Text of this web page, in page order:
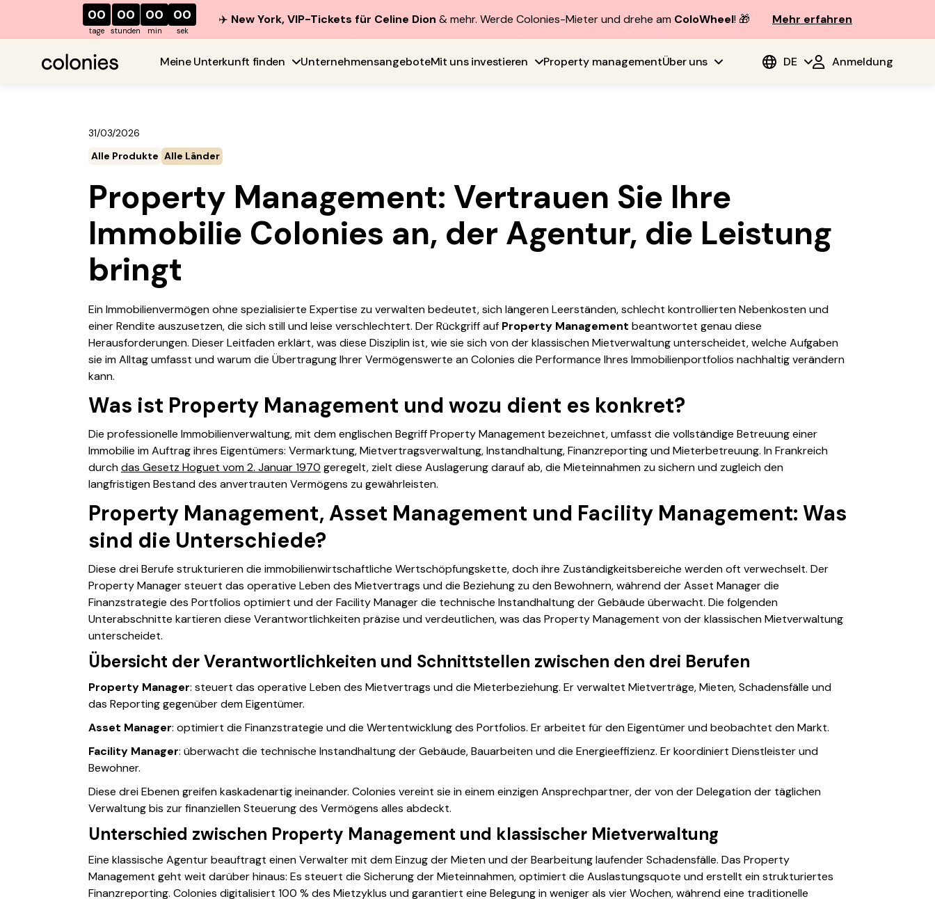
00
tage
00
stunden
00
min
00
sek
✈️ New York, VIP-Tickets für Celine Dion & mehr. Werde Colonies-Mieter und drehe am ColoWheel! 🎁 Mehr erfahren
Meine Unterkunft finden UnternehmensangeboteMit uns investieren Property managementÜber uns DE Anmeldung
31/03/2026
Alle Produkte Alle Länder
Property Management: Vertrauen Sie Ihre
Immobilie Colonies an, der Agentur, die Leistung
bringt
Ein Immobilienvermögen ohne spezialisierte Expertise zu verwalten bedeutet, sich längeren Leerständen, schlecht kontrollierten Nebenkosten und
einer Rendite auszusetzen, die sich still und leise verschlechtert. Der Rückgriff auf Property Management beantwortet genau diese
Herausforderungen. Dieser Leitfaden erklärt, was diese Disziplin ist, wie sie sich von der klassischen Mietverwaltung unterscheidet, welche Aufgaben
sie im Alltag umfasst und warum die Übertragung Ihrer Vermögenswerte an Colonies die Performance Ihres Immobilienportfolios nachhaltig verändern
kann.
Was ist Property Management und wozu dient es konkret?
Die professionelle Immobilienverwaltung, mit dem englischen BegriffProperty Management bezeichnet, umfasst die vollständige Betreuung einer
Immobilie im Auftrag ihres Eigentümers: Vermarktung, Mietvertragsverwaltung, Instandhaltung, Finanzreporting und Mieterbetreuung. In Frankreich
durchdas Gesetz Hoguet vom 2. Januar 1970 geregelt, zielt diese Auslagerung darauf ab, die Mieteinnahmen zu sichern und zugleich den
langfristigen Bestand des anvertrauten Vermögens zu gewährleisten.
Property Management, Asset Management und Facility Management: Was
sind die Unterschiede?
Diese drei Berufe strukturieren die immobilienwirtschaftliche Wertschöpfungskette, doch ihre Zuständigkeitsbereiche werden oft verwechselt. Der
Property Managersteuert das operative Leben des Mietvertrags und die Beziehung zu den Bewohnern, während derAsset Managerdie
Finanzstrategie des Portfolios optimiert und derFacility Managerdie technische Instandhaltung der Gebäude überwacht. Die folgenden
Unterabschnitte kartieren diese Verantwortlichkeiten präzise und verdeutlichen, was das Property Management von der klassischen Mietverwaltung
unterscheidet.
Übersicht der Verantwortlichkeiten und Schnittstellen zwischen den drei Berufen
Property Manager: steuert das operative Leben des Mietvertrags und die Mieterbeziehung. Er verwaltet Mietverträge, Mieten, Schadensfälle und
das Reporting gegenüber dem Eigentümer.
Asset Manager: optimiert die Finanzstrategie und die Wertentwicklung des Portfolios. Er arbeitet für den Eigentümer und beobachtet den Markt.
Facility Manager: überwacht die technische Instandhaltung der Gebäude, Bauarbeiten und die Energieeffizienz. Er koordiniert Dienstleister und
Bewohner.
Diese drei Ebenen greifen kaskadenartig ineinander. Colonies vereint sie in einem einzigen Ansprechpartner, der von der Delegation der täglichen
Verwaltung bis zur finanziellen Steuerung des Vermögens alles abdeckt.
Unterschied zwischen Property Management und klassischer Mietverwaltung
Eine klassische Agentur beauftragt einen Verwalter mit dem Einzug der Mieten und der Bearbeitung laufender Schadensfälle. Das Property
Management geht weit darüber hinaus: Es steuert die Sicherung der Mieteinnahmen, optimiert die Auslastungsquote und erstellt ein strukturiertes
Finanzreporting. Colonies digitalisiert 100 % des Mietzyklus und garantiert eine Belegung in weniger als vier Wochen, während eine traditionelle